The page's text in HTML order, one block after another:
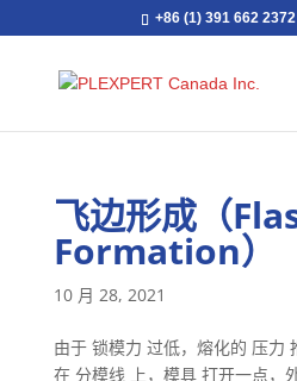
+86 (1) 391 662 2372
飞边形成（
Formation）
10 月 28, 2021
由于 锁模力 过低，熔化的 压力
在 分模线 上，模具 打开一点，